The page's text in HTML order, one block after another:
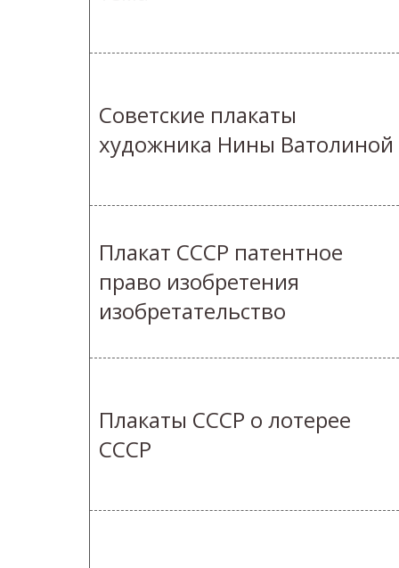
Советские плакаты
художника Нины Ватолиной
Плакат СССР патентное
право изобретения
изобретательство
Плакаты СССР о лотерее
СССР